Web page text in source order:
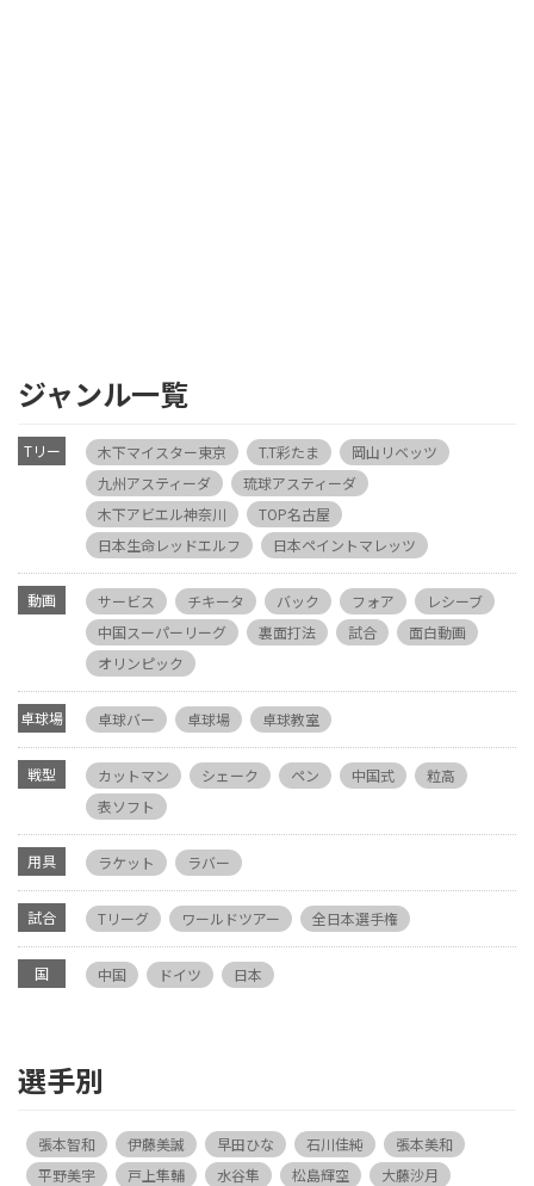
ジャンル一覧
Tリー
木下マイスター東京 T.T彩たま
岡山リベッツ
九州アスティーダ
琉球アスティーダ
木下アビエル神奈川
TOP名古屋
日本生命レッドエルフ
日本ペイントマレッツ
動画 サービス チキータ バック フォア
レシーブ
中国スーパーリーグ
裏面打法 試合
面白動画
オリンピック
卓球場 卓球バー 卓球場 卓球教室
戦型 カットマン シェーク ペン 中国式
粒高
表ソフト
用具 ラケット ラバー
試合 Tリーグ ワールドツアー 全日本選手権
国 中国 ドイツ 日本
選手別
張本智和 伊藤美誠 早田ひな 石川佳純
張本美和
平野美宇
戸上隼輔 水谷隼 松島輝空
大藤沙月